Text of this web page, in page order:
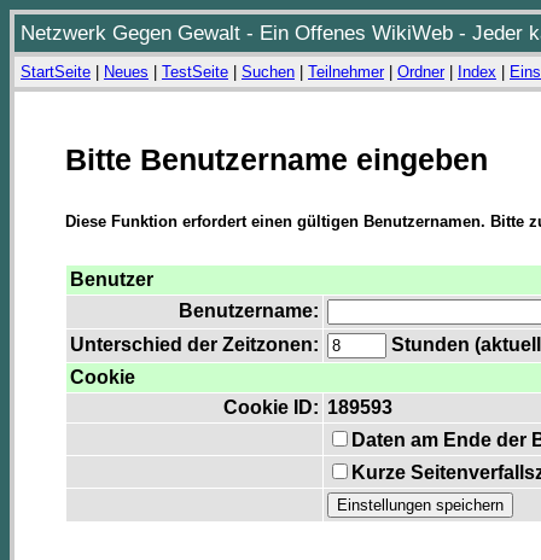
Netzwerk Gegen Gewalt - Ein Offenes WikiWeb - Jeder
StartSeite Neues TestSeite Suchen Teilnehmer| Ordner| Index
Bitte Benutzername eingeben
Diese Funktion erfordert einen gültigen Benutzernamen. Bitte
Benutzer
Benutzername:
Unterschied der Zeitzonen:
Stunden
Cookie
Cookie ID: 189593
Daten am Ende der
Kurze